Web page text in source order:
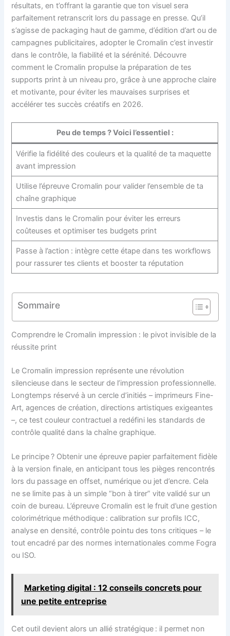
résultats, en t’offrant la garantie que ton visuel sera
parfaitement retranscrit lors du passage en presse. Qu’il
s’agisse de packaging haut de gamme, d’édition d’art ou de
campagnes publicitaires, adopter le Cromalin c’est investir
dans le contrôle, la fiabilité et la sérénité. Découvre
comment le Cromalin propulse la préparation de tes
supports print à un niveau pro, grâce à une approche claire
et motivante, pour éviter les mauvaises surprises et
accélérer tes succès créatifs en 2026.
Peu de temps ? Voici l’essentiel :
Vérifie la fidélité des couleurs et la qualité de ta maquette
avant impression
Utilise l’épreuve Cromalin pour valider l’ensemble de ta
chaîne graphique
Investis dans le Cromalin pour éviter les erreurs
coûteuses et optimiser tes budgets print
Passe à l’action : intègre cette étape dans tes workflows
pour rassurer tes clients et booster ta réputation
Sommaire
Comprendre le Cromalin impression : le pivot invisible de la
réussite print
Le Cromalin impression représente une révolution
silencieuse dans le secteur de l’impression professionnelle.
Longtemps réservé à un cercle d’initiés – imprimeurs Fine-
Art, agences de création, directions artistiques exigeantes
–, ce test couleur contractuel a redéfini les standards de
contrôle qualité dans la chaîne graphique.
Le principe ? Obtenir une épreuve papier parfaitement fidèle
à la version finale, en anticipant tous les pièges rencontrés
lors du passage en offset, numérique ou jet d’encre. Cela
ne se limite pas à un simple “bon à tirer” vite validé sur un
coin de bureau. L’épreuve Cromalin est le fruit d’une gestion
colorimétrique méthodique : calibration sur profils ICC,
analyse en densité, contrôle pointu des tons critiques – le
tout encadré par des normes internationales comme Fogra
ou ISO.
Marketing digital : 12 conseils concrets pour
une petite entreprise
Cet outil devient alors un allié stratégique : il permet non